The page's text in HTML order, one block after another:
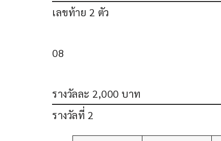
เลขท้าย 2 ตัว
08
รางวัลละ 2,000 บาท
รางวัลที่ 2